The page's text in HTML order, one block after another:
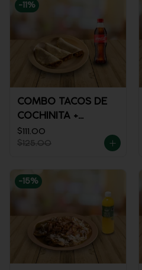
-11 %
COMBO TACOS DE
COCHINITA +
REFRESCO
$111.00
$125.00
-15%